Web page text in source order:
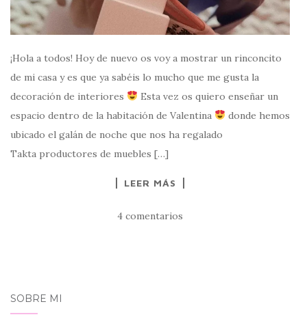
¡Hola a todos! Hoy de nuevo os voy a mostrar un rinconcito
de mi casa y es que ya sabéis lo mucho que me gusta la
decoración de interiores
Esta vez os quiero enseñar un
espacio dentro de la habitación de Valentina
donde hemos
ubicado el galán de noche que nos ha regalado
Takta productores de muebles […]
LEER MÁS
4 comentarios
SOBRE MI